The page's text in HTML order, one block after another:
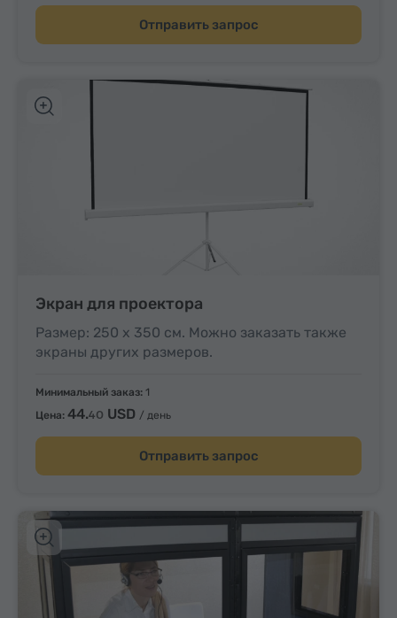
Отправить запрос
Экран для проектора
Размер: 250 x 350 см. Можно заказать также
экраны других размеров.
Минимальный заказ: 1
Цена: 44.40 USD / день
Отправить запрос